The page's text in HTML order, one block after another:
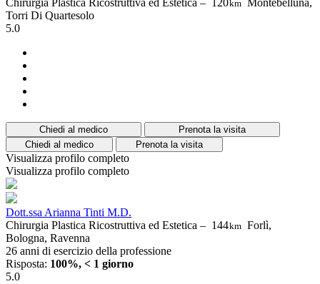
Chirurgia Plastica Ricostruttiva ed Estetica – 120km Montebelluna,
Torri Di Quartesolo
5.0
Chiedi al medico
Prenota la visita
Chiedi al medico
Prenota la visita
Visualizza profilo completo
Visualizza profilo completo
Dott.ssa Arianna Tinti M.D.
Chirurgia Plastica Ricostruttiva ed Estetica – 144km Forlì,
Bologna, Ravenna
26 anni di esercizio della professione
Risposta: 100%, < 1 giorno
5.0